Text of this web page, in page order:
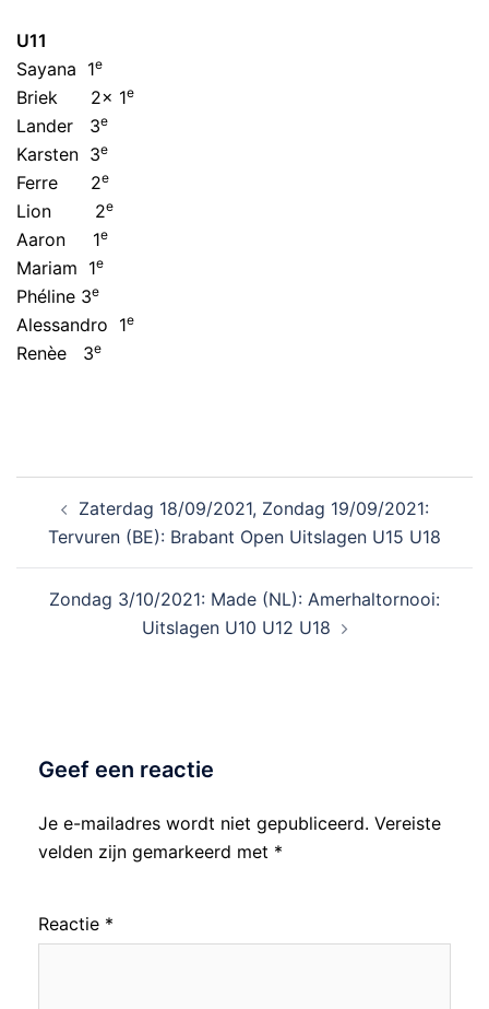
U11
Sayana 1e
Briek 2x 1e
Lander 3e
Karsten 3e
Ferre 2e
Lion 2e
Aaron 1e
Mariam 1e
Phéline 3e
Alessandro 1e
Renèe 3e
Zaterdag 18/09/2021, Zondag 19/09/2021:
Tervuren (BE): Brabant Open Uitslagen U15 U18
Zondag 3/10/2021: Made (NL): Amerhaltornooi:
Uitslagen U10 U12 U18
Geef een reactie
Je e-mailadres wordt niet gepubliceerd. Vereiste
velden zijn gemarkeerd met *
Reactie *